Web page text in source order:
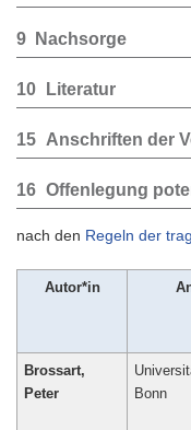
9 Nachsorge
10 Literatur
15 Anschriften der
16 Offenlegung
nach den Regeln der
Autor*in
Brossart,
Peter
Bonn